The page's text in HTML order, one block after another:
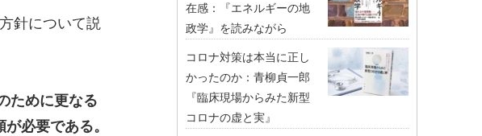
針について説
ために更なる
必要である。
在感：『エネルギーの地
政学』を読みながら
コロナ対策は本当に正し
かったのか：青柳貞一郎
『臨床現場からみた新型
コロナの虚と実』